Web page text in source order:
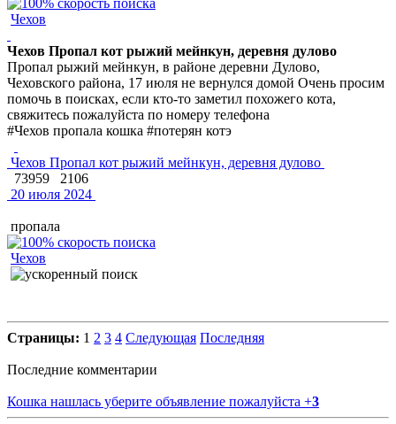
Чехов
Чехов Пропал кот рыжий мейнкун, деревня дулово
Пропал рыжий мейнкун, в районе деревни Дулово,
Чеховского района, 17 июля не вернулся домой Очень просим
помочь в поисках, если кто-то заметил похожего кота,
свяжитесь пожалуйста по номеру телефона
#Чехов пропала кошка #потерян котэ
Чехов Пропал кот рыжий мейнкун, деревня дулово
73959
2106
20 июля 2024
пропала
Чехов
Страницы: 1 2 3 4 Следующая Последняя
Последние комментарии
Кошка нашлась уберите объявление пожалуйста +3